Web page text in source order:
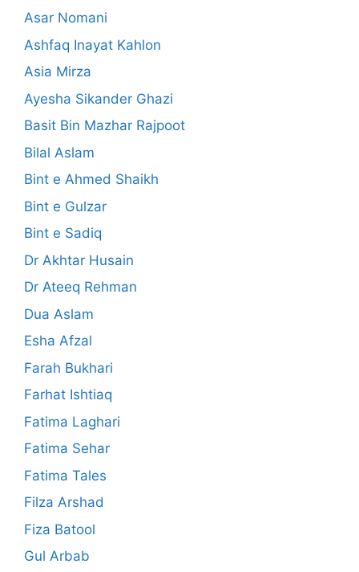
Asar Nomani
Ashfaq Inayat Kahlon
Asia Mirza
Ayesha Sikander Ghazi
Basit Bin Mazhar Rajpoot
Bilal Aslam
Bint e Ahmed Shaikh
Bint e Gulzar
Bint e Sadiq
Dr Akhtar Husain
Dr Ateeq Rehman
Dua Aslam
Esha Afzal
Farah Bukhari
Farhat Ishtiaq
Fatima Laghari
Fatima Sehar
Fatima Tales
Filza Arshad
Fiza Batool
Gul Arbab